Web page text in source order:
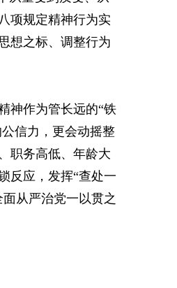
项规定精神行为实
想之标、调整行为
神作为管长远的“铁
信力，更会动摇整
职务高低、年龄大
反应，发挥“查处一
从严治党一以贯之